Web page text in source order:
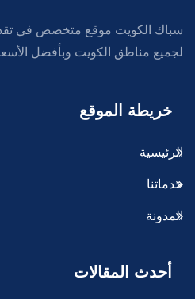
سباك الكويت موقع متخصص في
لجميع مناطق الكويت وبأفضل
خريطة الموقع
الرئيسية
خدماتنا
المدونة
أحدث المقالات